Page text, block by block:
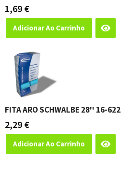
1,69 €
Adicionar Ao Carrinho
FITA ARO SCHWALBE 28'' 16-622
2,29 €
Adicionar Ao Carrinho